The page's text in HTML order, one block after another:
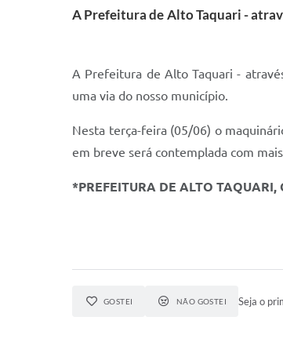
A Prefeitura de Alto Taquari -
A Prefeitura de Alto Taquari -
uma via do nosso município.
Nesta terça-feira (05/06) o
em breve será contemplada com
*PREFEITURA DE ALTO TAQUARI,
GOSTEI NÃO GOSTEI Seja o